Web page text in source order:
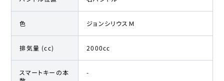
色 ジョンシリウスＭ
排気量 (cc) 2000cc
スマートキーの本
-